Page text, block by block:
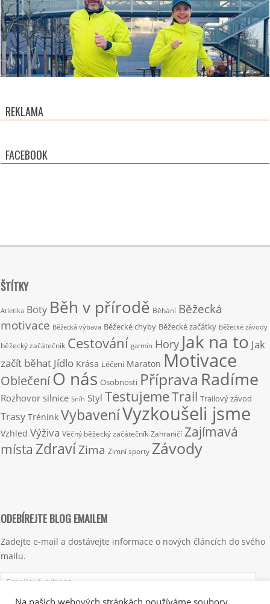
REKLAMA
FACEBOOK
ŠTÍTKY
Atletika Boty Běh v přírodě Běhání Běžecká
motivace Běžecká výbava Běžecké chyby Běžecké začátky Běžecké závody
běžecký začátečník Cestování garmin Hory Jak na to Jak
začít běhat Jídlo Krása Léčení Maraton Motivace
OblečeníO nás Osobnosti Příprava Radíme
Rozhovor silnice Sníh Styl TestujemeTrail Trailový závod
Trasy Trénink VybaveníVyzkoušeli jsme
Vzhled Výživa Věčný běžecký začátečník Zahraničí Zajímavá
místa ZdravíZima Zimní sporty Závody
ODEBÍREJTE BLOG EMAILEM
Zadejte e-mail a dostávejte informace o nových článcích do svého
mailu.
Emailová
Na našich webových stránkách používáme soubory